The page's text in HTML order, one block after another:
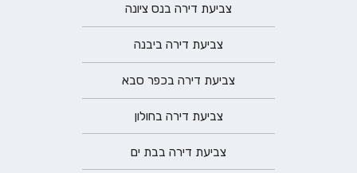
צביעת דירה בנס ציונה
צביעת דירה ביבנה
צביעת דירה בכפר סבא
צביעת דירה בחולון
צביעת דירה בבת ים